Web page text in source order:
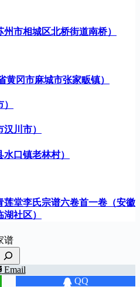
市相城区北桥街道南桥）
冈市麻城市张家畈镇）
川市）
口镇老林村）
堂李氏宗谱六卷首一卷（安徽
社区）
谱
Email
QQ